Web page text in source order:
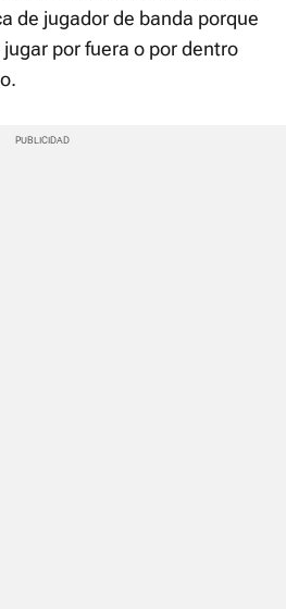
de jugador de banda porque
por fuera o por dentro